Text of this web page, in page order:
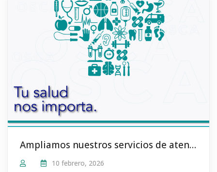
Ampliamos nuestros servicios de atención para los Afiliados
10 febrero, 2026